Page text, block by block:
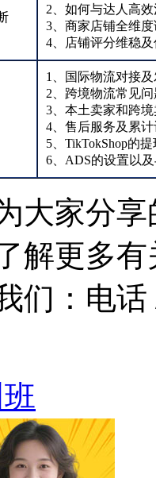
2、如何与达人高
3、商家店铺全维
4、店铺评分维稳
1、国际物流对接
2、跨境物流常见
3、本土卖家和跨
4、售后服务及累
5、TikTokShop的
6、ADS的设置以
大家分
解更多
们： 电话